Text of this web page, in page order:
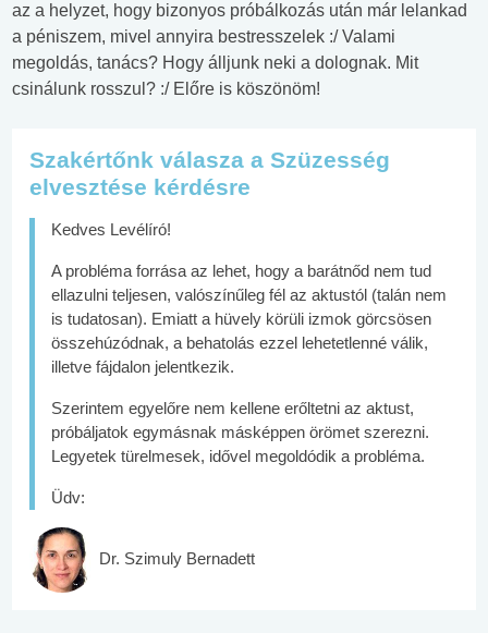
az a helyzet, hogy bizonyos próbálkozás után már lelankad
a péniszem, mivel annyira bestresszelek :/ Valami
megoldás, tanács? Hogy álljunk neki a dolognak. Mit
csinálunk rosszul? :/ Előre is köszönöm!
Szakértőnk válasza a Szüzesség
elvesztése kérdésre
Kedves Levélíró!
A probléma forrása az lehet, hogy a barátnőd nem tud
ellazulni teljesen, valószínűleg fél az aktustól (talán nem
is tudatosan). Emiatt a hüvely körüli izmok görcsösen
összehúzódnak, a behatolás ezzel lehetetlenné válik,
illetve fájdalon jelentkezik.
Szerintem egyelőre nem kellene erőltetni az aktust,
próbáljatok egymásnak másképpen örömet szerezni.
Legyetek türelmesek, idővel megoldódik a probléma.
Üdv:
Dr. Szimuly Bernadett